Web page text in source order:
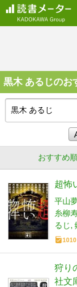
黒木 あるじのお
おすすめ
超怖
平山
糸柳
るじ
1010
狩り
社文